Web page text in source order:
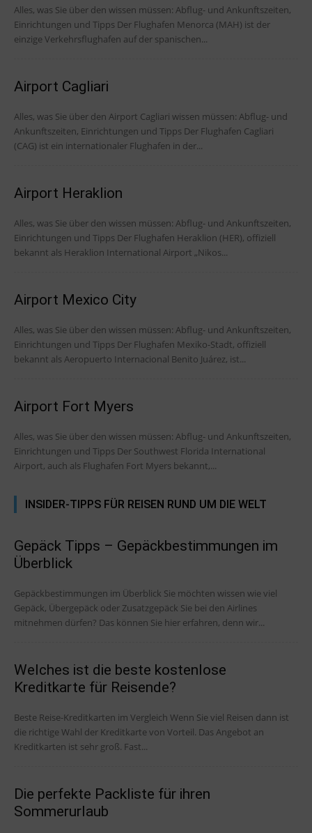
Alles, was Sie über den wissen müssen: Abflug- und Ankunftszeiten,
Einrichtungen und Tipps Der Flughafen Menorca (MAH) ist der
einzige Verkehrsflughafen auf der spanischen...
Airport Cagliari
Alles, was Sie über den Airport Cagliari wissen müssen: Abflug- und
Ankunftszeiten, Einrichtungen und Tipps Der Flughafen Cagliari
(CAG) ist ein internationaler Flughafen in der...
Airport Heraklion
Alles, was Sie über den wissen müssen: Abflug- und Ankunftszeiten,
Einrichtungen und Tipps Der Flughafen Heraklion (HER), offiziell
bekannt als Heraklion International Airport „Nikos...
Airport Mexico City
Alles, was Sie über den wissen müssen: Abflug- und Ankunftszeiten,
Einrichtungen und Tipps Der Flughafen Mexiko-Stadt, offiziell
bekannt als Aeropuerto Internacional Benito Juárez, ist...
Airport Fort Myers
Alles, was Sie über den wissen müssen: Abflug- und Ankunftszeiten,
Einrichtungen und Tipps Der Southwest Florida International
Airport, auch als Flughafen Fort Myers bekannt,...
INSIDER-TIPPS FÜR REISEN RUND UM DIE WELT
Gepäck Tipps – Gepäckbestimmungen im
Überblick
Gepäckbestimmungen im Überblick Sie möchten wissen wie viel
Gepäck, Übergepäck oder Zusatzgepäck Sie bei den Airlines
mitnehmen dürfen? Das können Sie hier erfahren, denn wir...
Welches ist die beste kostenlose
Kreditkarte für Reisende?
Beste Reise-Kreditkarten im Vergleich Wenn Sie viel Reisen dann ist
die richtige Wahl der Kreditkarte von Vorteil. Das Angebot an
Kreditkarten ist sehr groß. Fast...
Die perfekte Packliste für ihren
Sommerurlaub